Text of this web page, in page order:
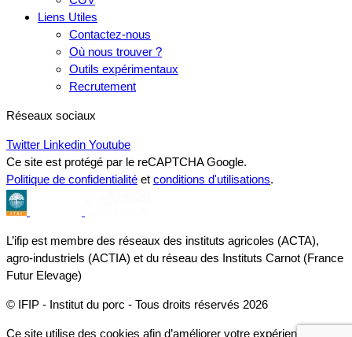
Liens Utiles
Contactez-nous
Où nous trouver ?
Outils expérimentaux
Recrutement
Réseaux sociaux
Twitter Linkedin Youtube
Ce site est protégé par le reCAPTCHA Google.
Politique de confidentialité et conditions d'utilisations.
L’ifip est membre des réseaux des instituts agricoles (ACTA),
agro-industriels (ACTIA) et du réseau des Instituts Carnot (France
Futur Elevage)
© IFIP - Institut du porc - Tous droits réservés 2026
Ce site utilise des cookies afin d’améliorer votre expérience